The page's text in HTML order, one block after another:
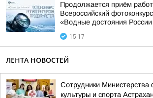
Продолжается приём
Всероссийский
«Водные достояния
15:17
ЛЕНТА НОВОСТЕЙ
Сотрудники Министерства
культуры и спорта